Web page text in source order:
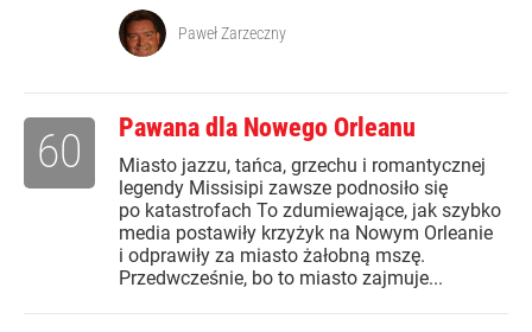
Paweł Zarzeczny
Pawana dla Nowego Orleanu
Miasto jazzu, tańca, grzechu i romantycznej
legendy Missisipi zawsze podnosiło się
po katastrofach To zdumiewające, jak szybko
media postawiły krzyżyk na Nowym Orleanie
i odprawiły za miasto żałobną mszę.
Przedwcześnie, bo to miasto zajmuje...
60